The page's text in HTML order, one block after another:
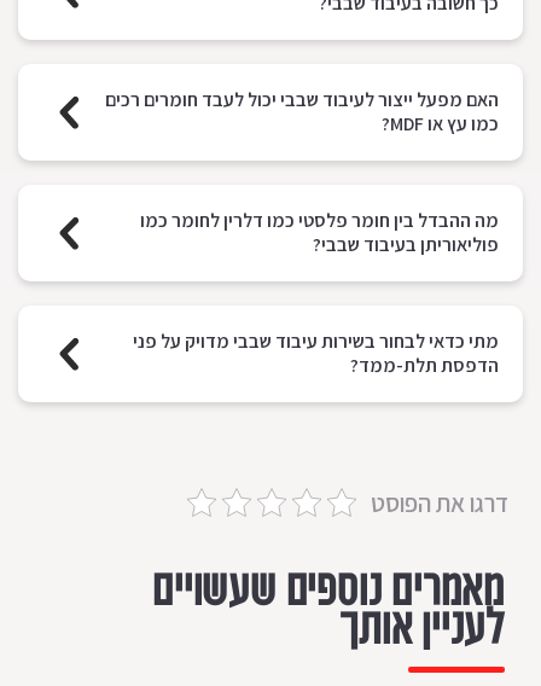
האם מפעל ייצור לעיבוד שבבי יכול לעבד חומרים רכים
כמו עץ או MDF?
מה ההבדל בין חומר פלסטי כמו דלרין לחומר כמו
פוליאוריתן בעיבוד שבבי?
מתי כדאי לבחור בשירות עיבוד שבבי מדויק על פני
הדפסת תלת-ממד?
דרגו את הפוסט
מאמרים נוספים שעשויים
לעניין אותך